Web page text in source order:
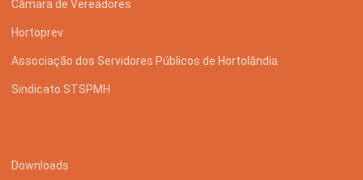
Câmara de Vereadores
Hortoprev
Associação dos Servidores Públicos de Hortolândia
Sindicato STSPMH
Downloads